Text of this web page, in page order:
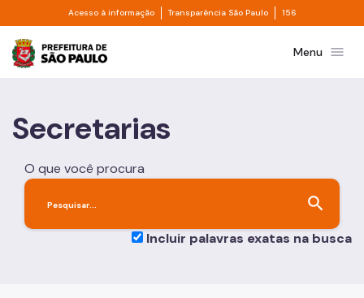
Pular para o Conteúdo principal
Acesso à informação Divisor de acesso à informação
Transparência São Paulo Divisor de
156
Prefeitura de São PauloMenu menu
Secretarias
O que você procura
search
Incluir palavras exatas na busca